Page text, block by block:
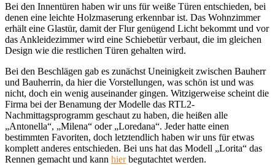
Bei den Innentüren haben wir uns für weiße Türen entschieden, bei
denen eine leichte Holzmaserung erkennbar ist. Das Wohnzimmer
erhält eine Glastür, damit der Flur genügend Licht bekommt und vor
das Ankleidezimmer wird eine Schiebetür verbaut, die im gleichen
Design wie die restlichen Türen gehalten wird.
Bei den Beschlägen gab es zunächst Uneinigkeit zwischen Bauherr
und Bauherrin, da hier die Vorstellungen, was schön ist und was
nicht, doch ein wenig auseinander gingen. Witzigerweise scheint die
Firma bei der Benamung der Modelle das RTL2-
Nachmittagsprogramm geschaut zu haben, die heißen alle
„Antonella“, „Milena“ oder „Loredana“. Jeder hatte einen
bestimmten Favoriten, doch letztendlich haben wir uns für etwas
komplett anderes entschieden. Bei uns hat das Modell „Lorita“ das
Rennen gemacht und kann hierbegutachtet werden.